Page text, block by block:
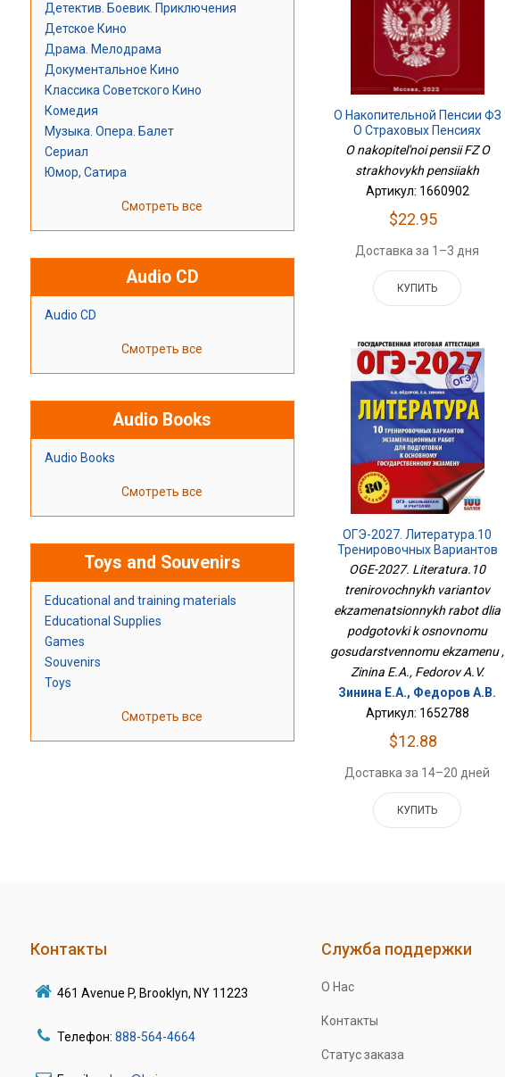
Детектив. Боевик. Приключения
Детское Кино
Драма. Мелодрама
Документальное Кино
Классика Советского Кино
Комедия
Музыка. Опера. Балет
Сериал
Юмор, Сатира
Смотреть все
Audio CD
Audio CD
Смотреть все
Audio Books
Audio Books
Смотреть все
Toys and Souvenirs
Educational and training materials
Educational Supplies
Games
Souvenirs
Toys
Смотреть все
О Накопительной Пенсии ФЗ
О Страховых Пенсиях
O nakopitel'noi pensii FZ O
strakhovykh pensiiakh
Артикул: 1660902
$22.95
Доставка за 1–3 дня
КУПИТЬ
ОГЭ-2027. Литература.10
Тренировочных Вариантов
Экзаменационных Работ
Основному
Государственному Экзамену
OGE-2027. Literatura.10
trenirovochnykh variantov
ekzamenatsionnykh rabot dlia
podgotovki k osnovnomu
gosudarstvennomu ekzamenu ,
Zinina E.A., Fedorov A.V.
Зинина Е.А., Федоров А.В.
Артикул: 1652788
$12.88
Доставка за 14–20 дней
КУПИТЬ
Контакты
461 Avenue P, Brooklyn, NY 11223
Телефон: 888-564-4664
Служба поддержки
О Нас
Контакты
Статус заказа